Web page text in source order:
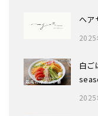
ヘア
2025
白ご
2025